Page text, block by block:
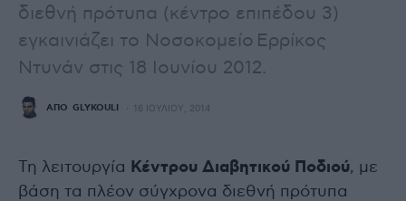
διεθνή πρότυπα (κέντρο επιπέδου 3)
εγκαινιάζει το Νοσοκομείο Ερρίκος
Ντυνάν στις 18 Ιουνίου 2012.
ΑΠΌ GLYKOULI 16 ΙΟΥΛΊΟΥ, 2014
Τη λειτουργία Κέντρου Διαβητικού Ποδιού, με
βάση τα πλέον σύγχρονα διεθνή πρότυπα